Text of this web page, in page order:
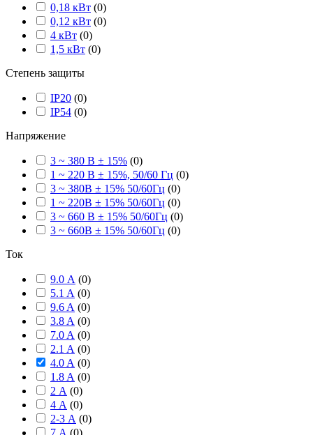
0,18 кВт (0)
0,12 кВт (0)
4 кВт (0)
1,5 кВт (0)
Степень защиты
IP20 (0)
IP54 (0)
Напряжение
3 ~ 380 В ± 15% (0)
1 ~ 220 В ± 15%, 50/60 Гц (0)
3 ~ 380В ± 15% 50/60Гц (0)
1 ~ 220В ± 15% 50/60Гц (0)
3 ~ 660 В ± 15% 50/60Гц (0)
3 ~ 660В ± 15% 50/60Гц (0)
Ток
9.0 А (0)
5.1 A (0)
9.6 A (0)
3.8 A (0)
7.0 A (0)
2.1 A (0)
4.0 A (0)
1.8 A (0)
2 А (0)
4 А (0)
2-3 А (0)
7 А (0)